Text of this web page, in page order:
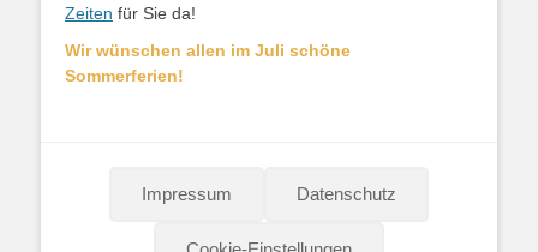
Zeiten für Sie da!
Wir wünschen allen im Juli schöne
Sommerferien!
Impressum Datenschutz